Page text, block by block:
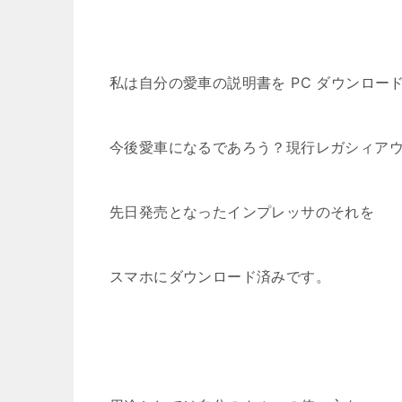
私は自分の愛車の説明書を PC ダウンロード
今後愛車になるであろう？現行レガシィア
先日発売となったインプレッサのそれを
スマホにダウンロード済みです。